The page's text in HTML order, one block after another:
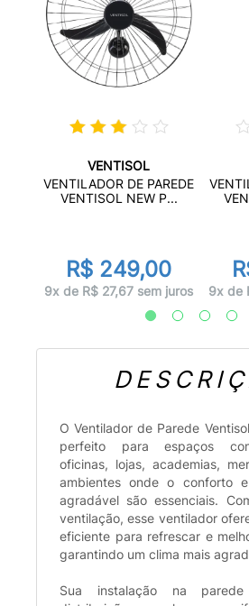
VENTISOL
VENTILADOR DE PAREDE
VENTISOL NEW P...
R$ 249,00
9x de R$ 27,67 sem juros 9x de
O Ventilador de Parede
perfeito para espaços
oficinas, lojas, academias,
ambientes onde o conforto
agradável são essenciais.
ventilação, esse ventilador
eficiente para refrescar e
garantindo um clima mais
Sua instalação na